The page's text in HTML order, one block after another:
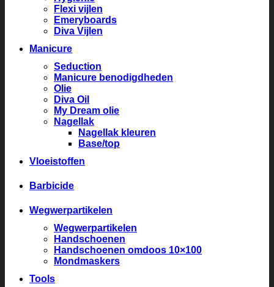
Flexi vijlen
Emeryboards
Diva Vijlen
Manicure
Seduction
Manicure benodigdheden
Olie
Diva Oil
My Dream olie
Nagellak
Nagellak kleuren
Base/top
Vloeistoffen
Barbicide
Wegwerpartikelen
Wegwerpartikelen
Handschoenen
Handschoenen omdoos 10×100
Mondmaskers
Tools